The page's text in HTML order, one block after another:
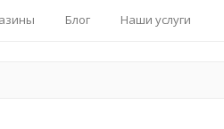
Блог Наши услуги